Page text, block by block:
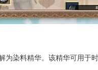
为染料精华。该精华可用于